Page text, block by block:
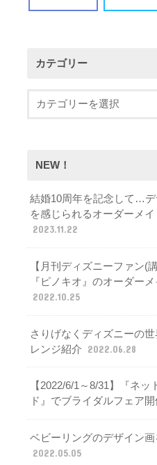
カテゴリー
NEW！
結婚10周年を記念して…デ
を感じられるオーダーメ
2023.11.22
【月刊ディズニーファン(
『ピノキオ』のオーダー
2022.10.25
さりげなくディズニーの
レンジ紹介
2022.06.28
【2022/6/1～8/31】『ネッ
ド』でブライダルフェア開
ベビーリングのデザイン
2022.05.05